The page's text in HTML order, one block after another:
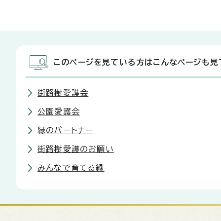
このページを見ている方はこんなページも見
街路樹愛護会
公園愛護会
緑のパートナー
街路樹愛護のお願い
みんなで育てる緑